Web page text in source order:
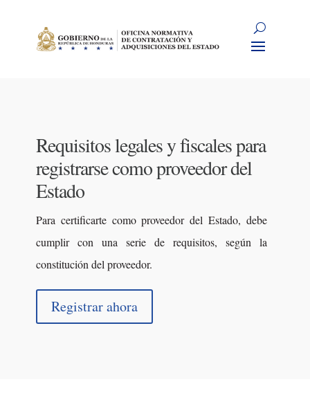
Requisitos legales y fiscales para
registrarse como proveedor del
Estado
Para certificarte como proveedor del Estado, debe
cumplir con una serie de requisitos, según la
constitución del proveedor.
Registrar ahora